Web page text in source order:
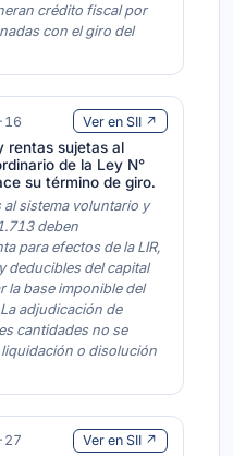
crédito fiscal por
con el giro del
Ver en SII ↗
rentas sujetas al
de la Ley N°
su término de giro.
sistema voluntario y
deben
para efectos de la LIR,
deducibles del capital
la base imponible del
adjudicación de
cantidades no se
o disolución
Ver en SII ↗